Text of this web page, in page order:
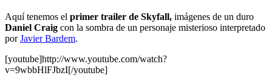
Aquí tenemos el primer trailer de Skyfall, imágenes de un duro
Daniel Craig con la sombra de un personaje misterioso interpretado
porJavier Bardem.
[youtube]http://www.youtube.com/watch?
v=9wbbHlFJbzI[/youtube]